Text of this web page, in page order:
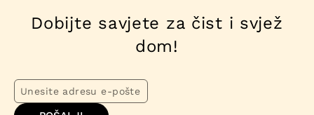
Dobijte savjete za čist i svjež
dom!